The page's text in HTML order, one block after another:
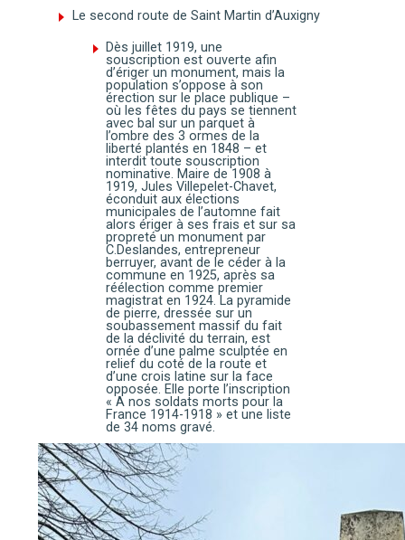
Le second route de Saint Martin d’Auxigny
Dès juillet 1919, une
souscription est ouverte afin
d’ériger un monument, mais la
population s’oppose à son
érection sur le place publique –
où les fêtes du pays se tiennent
avec bal sur un parquet à
l’ombre des 3 ormes de la
liberté plantés en 1848 – et
interdit toute souscription
nominative. Maire de 1908 à
1919, Jules Villepelet-Chavet,
éconduit aux élections
municipales de l’automne fait
alors ériger à ses frais et sur sa
propreté un monument par
C.Deslandes, entrepreneur
berruyer, avant de le céder à la
commune en 1925, après sa
réélection comme premier
magistrat en 1924. La pyramide
de pierre, dressée sur un
soubassement massif du fait
de la déclivité du terrain, est
ornée d’une palme sculptée en
relief du coté de la route et
d’une crois latine sur la face
opposée. Elle porte l’inscription
« A nos soldats morts pour la
France 1914-1918 » et une liste
de 34 noms gravé.